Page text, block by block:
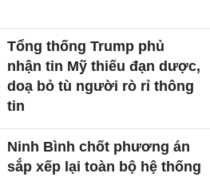
Tổng thống Trump phủ
nhận tin Mỹ thiếu đạn dược,
doạ bỏ tù người rò rỉ thông
tin
Ninh Bình chốt phương án
sắp xếp lại toàn bộ hệ thống